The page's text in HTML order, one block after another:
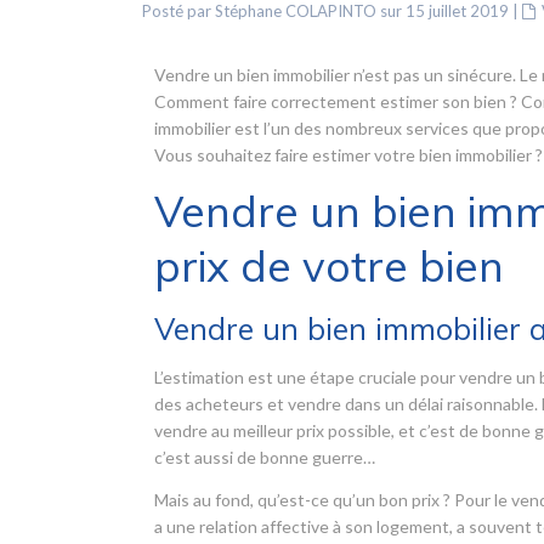
Posté par Stéphane COLAPINTO sur 15 juillet 2019
Vendre un bien immobilier n’est pas un sinécure.
Comment faire correctement estimer son bien ?
immobilier est l’un des nombreux services que
Vous souhaitez faire estimer votre bien immobilier
Vendre un bien
prix de votre bien
Vendre un bien immobilier
L’estimation est une étape cruciale pour vendre
des acheteurs et vendre dans un délai
vendre au meilleur prix possible, et c’est de bonne
c’est aussi de bonne guerre…
Mais au fond, qu’est-ce qu’un bon prix ? Pour le
a une relation affective à son logement, a souvent